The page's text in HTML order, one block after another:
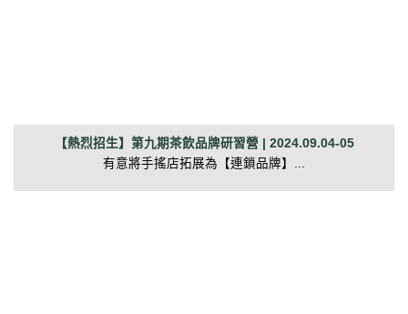
【熱烈招生】第九期茶飲品牌研習營 | 2024.09.04-05
有意將手搖店拓展為【連鎖品牌】...